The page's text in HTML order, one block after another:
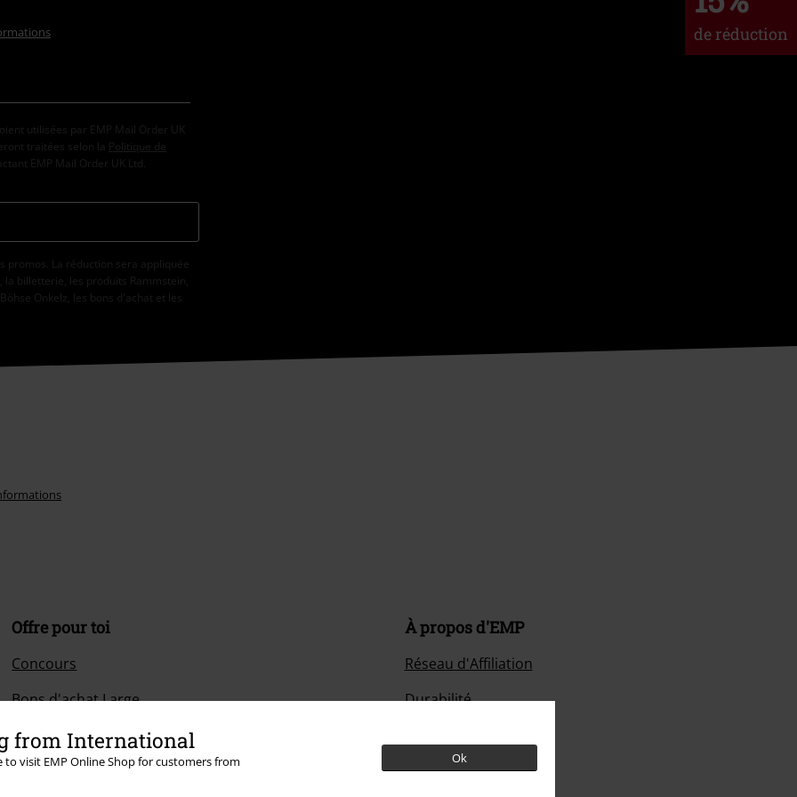
from International
to visit EMP Online Shop for customers from
Ok
de réduction
utilisées par EMP Mail Order UK
traitées selon la
Politique de
EMP Mail Order UK Ltd.
promos. La réduction sera appliquée
la billetterie, les produits Rammstein,
Onkelz, les bons d'achat et les
Offre pour toi
Concours
Bons d'achat Large
EMP Backstage Club
À propos d'EMP
Réseau d'Affiliation
Durabilité